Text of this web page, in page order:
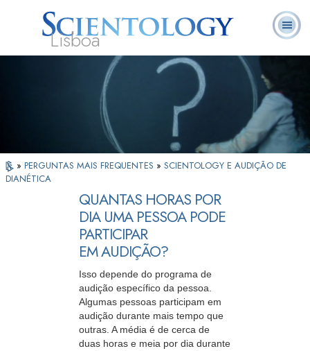
Lisboa
Scientology?
Ministros
Voluntários
Perguntas
Frequentes
» PERGUNTAS MAIS FREQUENTES » SCIENTOLOGY E AUDIÇÃO DE
DIANÉTICA
QUANTAS HORAS POR
DIA UMA PESSOA PODE
PARTICIPAR
EM AUDIÇÃO?
Isso depende do programa de
audição específico da pessoa.
Algumas pessoas participam em
audição durante mais tempo que
outras. A média é de cerca de
duas horas e meia por dia durante